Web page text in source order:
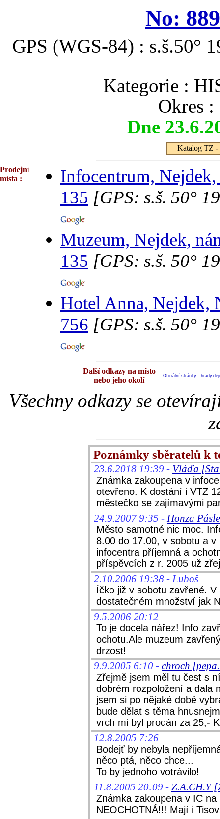
No:
GPS (WGS-84) : s.š.50°
Kategorie :
Okres
Dne
Katalog TZ -
Prodejní
místa :
Infocentrum,
135 [GPS: s.š. 50°
Muzeum, Nejdek,
135 [GPS: s.š. 50°
Hotel Anna, Nejdek,
756 [GPS: s.š. 50°
Další odkazy na místo
nebo jeho okolí
Oficiální stránky
Všechny odkazy se
Poznámky sběratelů k
23.6.2018 19:39 - Vláďa
Známka zakoupena v
otevřeno. K dostání i VTZ
městečko se zajímavými
24.9.2007 9:35 - Honza
Město samotné nic moc.
8.00 do 17.00, v sobotu a
infocentra příjemná a
příspěvcích z r. 2005 už
2.10.2006 19:38 - Luboš
Íčko již v sobotu zavřené.
dostatečném množství jak
9.5.2006 20:12
To je docela nářez! Info
ochotu.Ale muzeum
drzost!
9.9.2005 6:10 - chroch
Zřejmě jsem měl tu čest s
dobrém rozpoložení a dala
jsem si po nějaké době
bude dělat s těma
vrch mi byl prodán za 25,-
12.8.2005 7:26
Bodejť by nebyla
něco ptá, něco chce...
To by jednoho votrávilo!
11.8.2005 20:09 - Z.A.CH.Y
Známka zakoupena v IC
NEOCHOTNÁ!!! Mají i